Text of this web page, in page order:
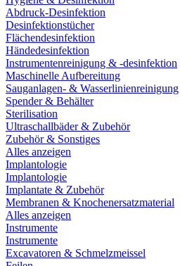
Abdruck-Desinfektion
Desinfektionstücher
Flächendesinfektion
Händedesinfektion
Instrumentenreinigung & -desinfektion
Maschinelle Aufbereitung
Sauganlagen- & Wasserlinienreinigung
Spender & Behälter
Sterilisation
Ultraschallbäder & Zubehör
Zubehör & Sonstiges
Alles anzeigen
Implantologie
Implantologie
Implantate & Zubehör
Membranen & Knochenersatzmaterial
Alles anzeigen
Instrumente
Instrumente
Excavatoren & Schmelzmeissel